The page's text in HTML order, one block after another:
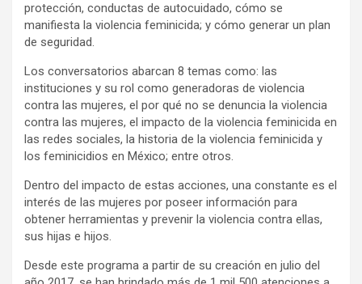
protección, conductas de autocuidado, cómo se
manifiesta la violencia feminicida; y cómo generar un plan
de seguridad.
Los conversatorios abarcan 8 temas como: las
instituciones y su rol como generadoras de violencia
contra las mujeres, el por qué no se denuncia la violencia
contra las mujeres, el impacto de la violencia feminicida en
las redes sociales, la historia de la violencia feminicida y
los feminicidios en México; entre otros.
Dentro del impacto de estas acciones, una constante es el
interés de las mujeres por poseer información para
obtener herramientas y prevenir la violencia contra ellas,
sus hijas e hijos.
Desde este programa a partir de su creación en julio del